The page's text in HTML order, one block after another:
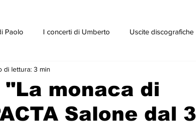
Paolo I concerti di Umberto Uscite discografiche
Playlist
"La monaca di
Salone dal 3
di lettura: 3 min